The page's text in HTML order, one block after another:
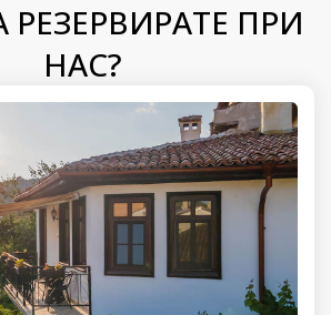
ПРИ
НАС?